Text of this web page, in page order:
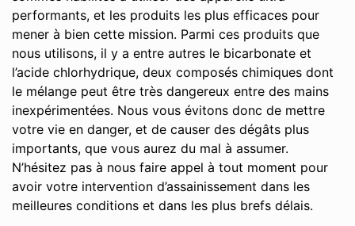
performants, et les produits les plus efficaces pour
mener à bien cette mission. Parmi ces produits que
nous utilisons, il y a entre autres le bicarbonate et
l’acide chlorhydrique, deux composés chimiques dont
le mélange peut être très dangereux entre des mains
inexpérimentées. Nous vous évitons donc de mettre
votre vie en danger, et de causer des dégâts plus
importants, que vous aurez du mal à assumer.
N’hésitez pas à nous faire appel à tout moment pour
avoir votre intervention d’assainissement dans les
meilleures conditions et dans les plus brefs délais.